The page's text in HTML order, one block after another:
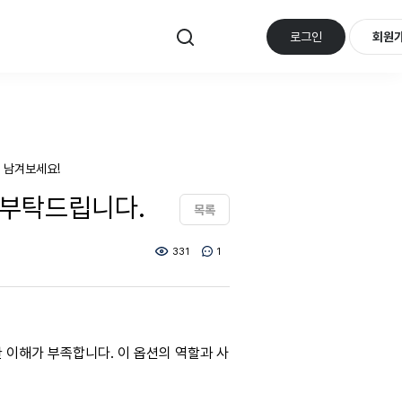
로그인 회원
겨보세요!
드립니다. 목록
331 1
해가 부족합니다. 이 옵션의 역할과 사